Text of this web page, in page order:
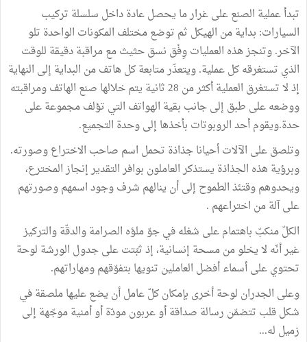
تبدأ عملية الصنع على غرار ما يحصل عادة داخل سلسلة تركيب
السيارات: بداية من الهيكل ثم توضع مختلف المكونات الواحدة تلو
الآخر. وتنجز هذه العمليات وِفْق نسق حثيث مع مراقبة دقيقة للوقت
الذي تستغرقه كل عملية. ويتعذّر متابعة كل هاتف من البداية إلى النهاية
إذ لا تستغرق العملية أكثر من 28 ثانية يتم خلالها صنع الهاتف ومراقبته
ووضعه على طبق إلى جانب بقية الهواتف التي تؤلف مجموعة على
حدة.ويقوم أحد الروبوتات بأخذها إلى وحدة التجميع.
وتلصق على الآلات أحيانا جذاذة تحمل اسم صاحب الاختراع وصورته.
وبرؤية هذه الجذاذة يستذكر العاملون بوافر التقدير إنجاز المخترع،
ويحدوهم وقتئذ الطموح إلى أن ينالهم شرف وجود اسمهم وصورتهم
على آلة من اختراعهم .
الكلّ منكبّ باهتمام على شغله في جوّ ملؤه الصرامة والدقّة والتركيز
غير أنّه لا يخلو من مسحة إنسانية، إذ ثبّتت على جدول الورشة لوحة
تحتوي على أسماء أفضل العاملين تنويها بتفوّقهم ومهاراتهم.
وعلى الجدران لوحة أخرى بإمكان كلّ عامل أن يضع عليها ملصقة في
شكل قلب تتضمّن رسالة صداقة أو عربون مودّة أو أمنية موجّهة إلى
زميل له...